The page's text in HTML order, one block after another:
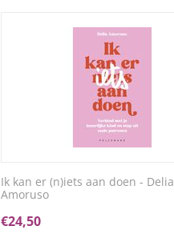
Ik kan er (n)iets aan doen - Delia
Amoruso
€24,50